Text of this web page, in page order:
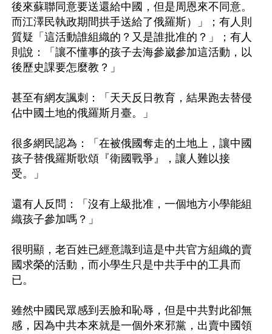
後來蘇聯同意要送還給中國，但是周恩來不同意。
而江澤民執政期間拱手送給了俄羅斯）」；有人則
質疑「這活動誰組織的？又是誰批准的？」；有人
則說：「讓不懂事的孩子去海參崴參加這活動，以
後歷史課要怎麼教？」
甚至有網友諷刺：「天天反日教育，結果跑去替侵
佔中國土地的俄羅斯月臺。」
很多網民認為：「在被俄國奪走的土地上，讓中國
孩子替俄羅斯歌頌『衛國戰爭』，讓人難以接
受。」
還有人反問：「沒有上級批准，一個地方小學能組
織孩子參加嗎？」
很明顯，老百姓已經意識到這是中共官方組織的賣
國求榮的活動，而小學生只是中共手中的工具而
已。
雖然中國民眾感到丟臉和恥辱，但是中共對此卻無
感，因為中共本來就是一個外來邪黨，出賣中國領